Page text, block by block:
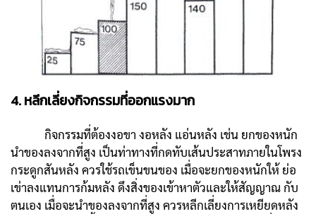
4. หลีกเลี่ยงกิจกรรมที่ออกแรงมาก
กิจกรรมที่ต้องงอขา งอหลัง แอ่นหลัง เช่น ยกของหนัก
นำของลงจากที่สูง เป็นท่าทางที่กดทับเส้นประสาทภายในโพรง
กระดูกสันหลัง ควรใช้รถเข็นขนของ เมื่อจะยกของหนักให้ ย่อ
เข่าลงแทนการก้มหลัง ดึงสิ่งของเข้าหาตัวและให้สัญญาณ กับ
ตนเอง เมื่อจะนำของลงจากที่สูง ควรหลีกเลี่ยงการเหยียดหลัง